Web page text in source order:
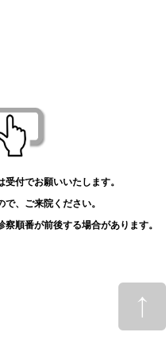
付でお願いいたします。
、ご来院ください。
順番が前後する場合があります。